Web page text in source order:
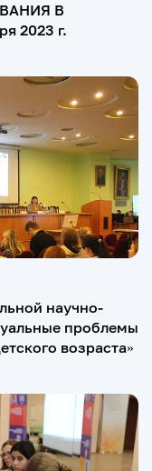
В
2023 г.
научно-
проблемы
возраста»